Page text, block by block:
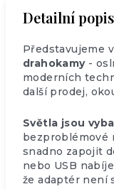
Detailní
Představujeme
drahokamy-
moderních
další prodej,
Světla jsou
bezproblémové
snadno zapojit
nebo USB
že adaptér není